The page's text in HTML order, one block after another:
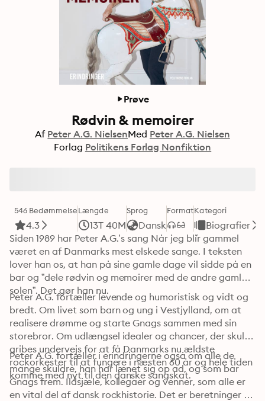
Prøve
Rødvin & memoirer
Af Peter A.G. NielsenMed Peter A.G. Nielsen
Forlag Politikens Forlag Nonfiktion
546 Bedømmelse
4.3
Længde
13T 40M
Sprog
Dansk
FormatKategori
Biografier
Siden 1989 har Peter A.G.’s sang Når jeg bli´r gammel
været en af Danmarks mest elskede sange. I teksten
lover han os, at han på sine gamle dage vil sidde på en
bar og ”dele rødvin og memoirer med de andre gamle i
solen”. Det gør han nu.
Peter A.G. fortæller levende og humoristisk og vidt og
bredt. Om livet som barn og ung i Vestjylland, om at
realisere drømme og starte Gnags sammen med sin
storebror. Om udlængsel idealer og chancer, der skulle
gribes undervejs for at få Danmarks nu ældste
rockorkester til at fungere i næsten 60 år og hele tiden
komme med nyt til den danske sangskat.
Peter A.G. fortæller i erindringerne også om alle de
mange skuldre, han har lænet sig op ad, og som bar
Gnags frem. Ildsjæle, kollegaer og venner, som alle er
en vital del af dansk rockhistorie. Det er beretninger